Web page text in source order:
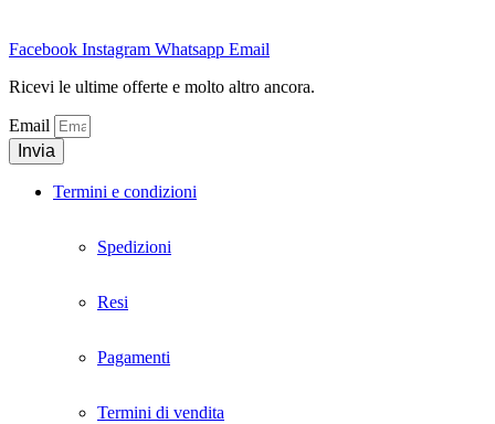
Facebook Instagram Whatsapp Email
Ricevi le ultime offerte e molto altro ancora.
Email
Invia
Termini e condizioni
Spedizioni
Resi
Pagamenti
Termini di vendita